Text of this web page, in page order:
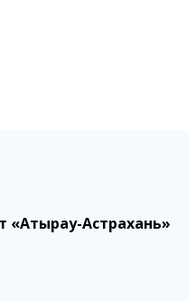
«Атырау-Астрахань»